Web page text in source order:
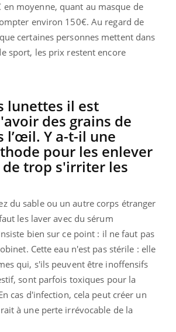
moyenne, quant au masque de
environ 150€. Au regard de
certaines personnes mettent dans
sport, les prix restent encore
lunettes il est
des grains de
l’œil. Y a-t-il une
pour les enlever
trop s'irriter les
du sable ou un autre corps étranger
les laver avec du sérum
bien sur ce point : il ne faut pas
Cette eau n'est pas stérile : elle
qui, s'ils peuvent être inoffensifs
sont parfois toxiques pour la
cas d'infection, cela peut créer un
à une perte irrévocable de la